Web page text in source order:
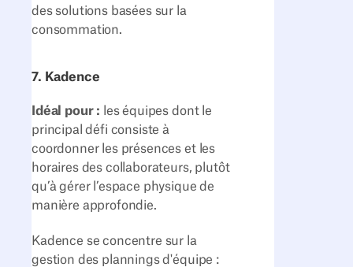
des solutions basées sur la
consommation.
7. Kadence
Idéal pour : les équipes dont le
principal défi consiste à
coordonner les présences et les
horaires des collaborateurs, plutôt
qu’à gérer l’espace physique de
manière approfondie.
Kadence se concentre sur la
gestion des plannings d'équipe :